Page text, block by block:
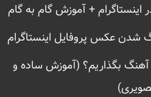
اینستاگرام + آموزش گام به گام
شدن عکس پروفایل اینستاگرام
آهنگ بگذاریم؟ (آموزش ساده و